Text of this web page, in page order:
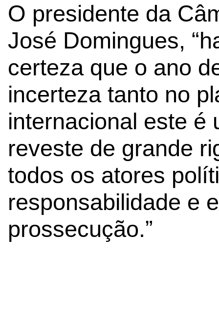
O presidente da
José Domingues,
certeza que o ano
incerteza tanto no
internacional este é
reveste de grande
todos os atores
responsabilidade e
prossecução.”